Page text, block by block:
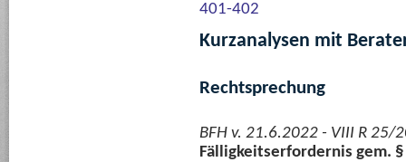
401-402
Kurzanalysen mit
Rechtsprechung
BFH v. 21.6.2022 - VIII R 25/
Fälligkeitserfordernis gem.